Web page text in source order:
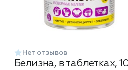
Нет отзывов
Белизна, в таблетках,